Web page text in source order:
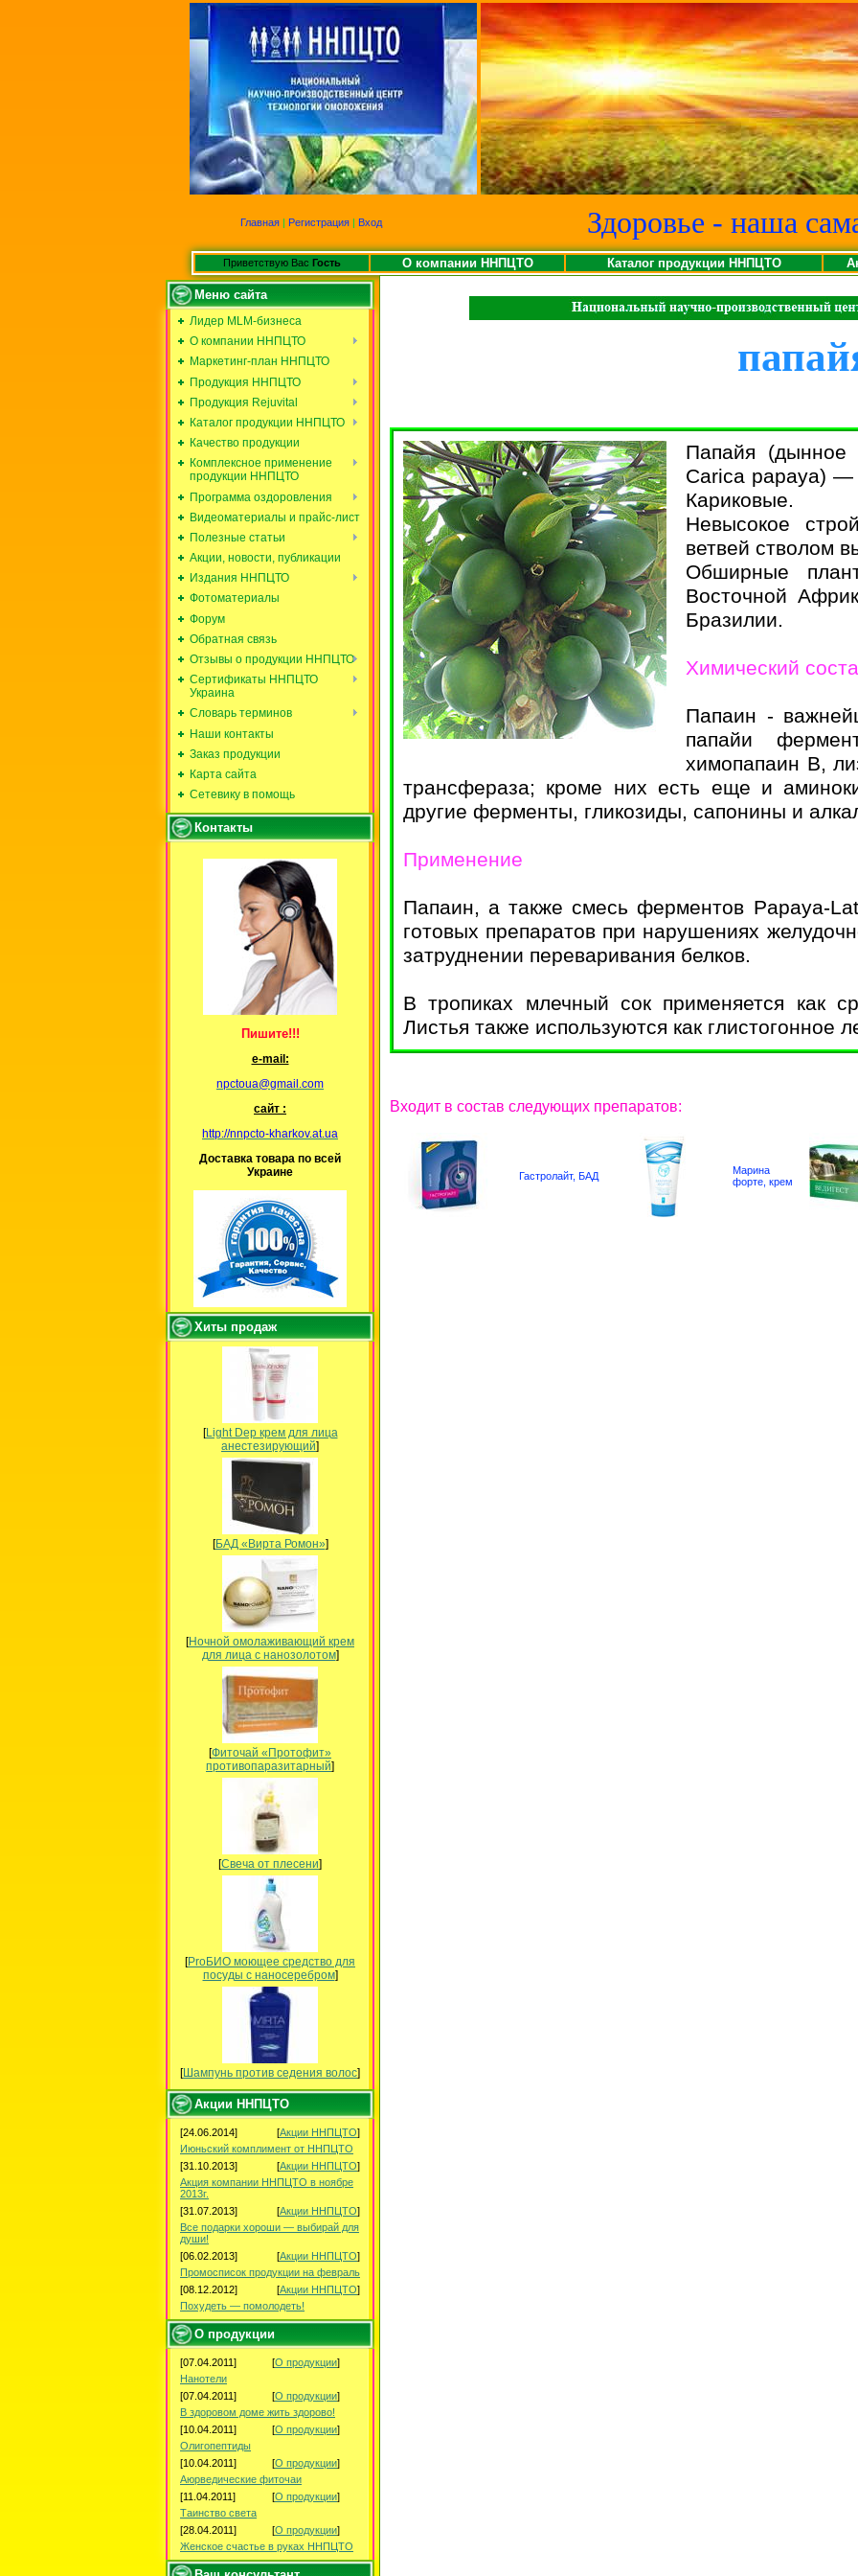
Главная | Регистрация | Вход Здоровье - наша
Приветствую Вас Гость О компании ННПЦТО Каталог продукции ННПЦТО
Меню сайта
Лидер MLM-бизнеса
О компании ННПЦТО
Маркетинг-план ННПЦТО
Продукция ННПЦТО
Продукция Rejuvital
Каталог продукции ННПЦТО
Качество продукции
Комплексное применение
продукции ННПЦТО
Программа оздоровления
Видеоматериалы и прайс-лист
Полезные статьи
Акции, новости, публикации
Издания ННПЦТО
Фотоматериалы
Форум
Обратная связь
Отзывы о продукции ННПЦТО
Сертификаты ННПЦТО
Украина
Словарь терминов
Наши контакты
Заказ продукции
Карта сайта
Сетевику в помощь
Контакты
Пишите!!!
е-mail:
npctoua@gmail.com
сайт :
http://nnpcto-kharkov.at.ua
Доставка товара по всей
Украине
Хиты продаж
[Light Dep крем для лица
анестезирующий]
[БАД «Вирта Ромон»]
[Ночной омолаживающий крем
для лица с нанозолотом]
[Фиточай «Протофит»
противопаразитарный]
[Свеча от плесени]
[ProБИО моющее средство для
посуды c наносеребром]
[Шампунь против седения волос]
Акции ННПЦТО
[24.06.2014] [Акции ННПЦТО]
Июньский комплимент от ННПЦТО
[31.10.2013]
[Акции ННПЦТО]
Акция компании ННПЦТО в ноябре
2013г.
[31.07.2013]
[Акции ННПЦТО]
Все подарки хороши — выбирай для
души!
[06.02.2013]
[Акции ННПЦТО]
Промосписок продукции на февраль
[08.12.2012]
[Акции ННПЦТО]
Похудеть — помолодеть!
О продукции
[07.04.2011] [О продукции]
Нанотели
[07.04.2011]
[О продукции]
В здоровом доме жить здорово!
[10.04.2011]
[О продукции]
Олигопептиды
[10.04.2011]
[О продукции]
Аюрведические фиточаи
[11.04.2011]
[О продукции]
Таинство света
[28.04.2011]
[О продукции]
Женское счастье в руках ННПЦТО
Папайя (дынное
Carica papaya) —
Кариковые.
Невысокое
ветвей стволом
Обширные
Восточной
Бразилии.
Химический
Папаин -
папайи
химопапаин В,
трансфераза; кроме них есть еще и
другие ферменты, гликозиды, сапонины и
Применение
Папаин, а также смесь ферментов Papaya-
готовых препаратов при нарушениях
затруднении переваривания белков.
В тропиках млечный сок применяется как
Листья также используются как глистогонное
Входит в состав следующих препаратов:
Гастролайт, БАД
Марина
форте, крем